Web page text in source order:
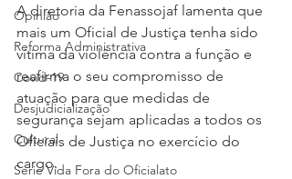
Opinião
Reforma Administrativa
Covid-19
Desjudicialização
Cultural
Serie Vida Fora do Oficialato
A diretoria da Fenassojaf lamenta que
mais um Oficial de Justiça tenha sido
vítima da violência contra a função e
reafirma o seu compromisso de
atuação para que medidas de
segurança sejam aplicadas a todos os
Oficiais de Justiça no exercício do
cargo.